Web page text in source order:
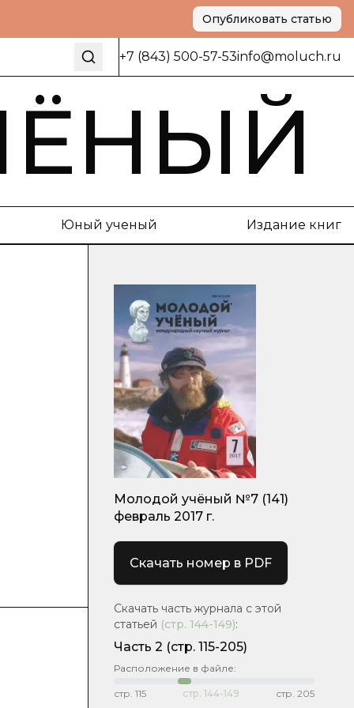
Опубликовать статью
+7 (843) 500-57-53info@moluch.ru
Юный ученый Издание книг
Молодой учёный №7 (141)
февраль 2017 г.
Скачать номер в PDF
Скачать часть журнала с этой
статьей (стр. 144-149):
Часть 2 (cтр. 115-205)
Расположение в файле:
стр. 115 стр. 144-149 стр. 205